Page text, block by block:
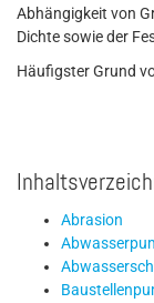
Abhängigkeit von
Dichte sowie der
Häufigster Grund
Abrasion